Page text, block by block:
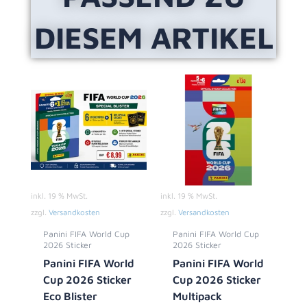
DIESEM ARTIKEL
inkl. 19 % MwSt.
zzgl. Versandkosten
Panini FIFA World Cup
2026 Sticker
Panini FIFA World
Cup 2026 Sticker
Eco Blister
inkl. 19 % MwSt.
zzgl. Versandkosten
Panini FIFA World Cup
2026 Sticker
Panini FIFA World
Cup 2026 Sticker
Multipack